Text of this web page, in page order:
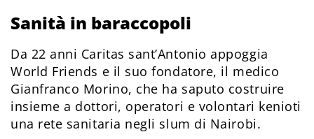
Sanità in baraccopoli
Da 22 anni Caritas sant’Antonio appoggia
World Friends e il suo fondatore, il medico
Gianfranco Morino, che ha saputo costruire
insieme a dottori, operatori e volontari kenioti
una rete sanitaria negli slum di Nairobi.